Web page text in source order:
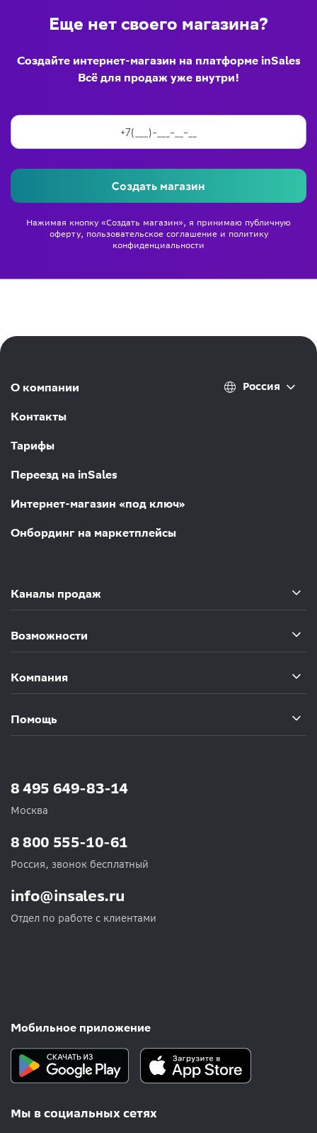
Еще нет своего магазина?
Создайте интернет-магазин на платформе inSales
Всё для продаж уже внутри!
Создать магазин
Нажимая кнопку «Создать магазин», я принимаю публичную
оферту, пользовательское соглашениеи политику
конфиденциальности
О компании
Контакты
Тарифы
Переезд на inSales
Интернет-магазин «под ключ»
Онбординг на маркетплейсы
Россия
Каналы продаж
Возможности
Компания
Помощь
8 495 649-83-14
Москва
info@insales.ru
Отдел по работе с клиентами
8 800 555-10-61
Россия, звонок бесплатный
Мобильное приложение
Мы в социальных сетях